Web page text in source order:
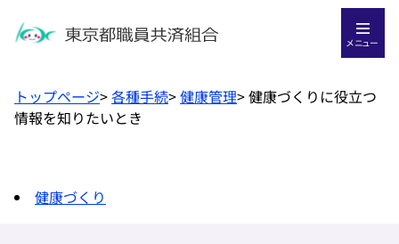
メニュー
トップページ>各種手続>健康管理>健康づくりに役立つ
情報を知りたいとき
健康づくり